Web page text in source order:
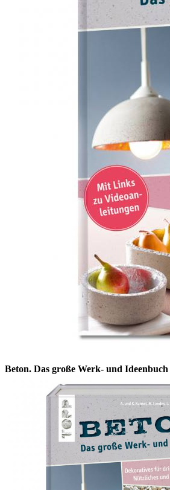
Beton. Das große Werk- und Ideenbuch